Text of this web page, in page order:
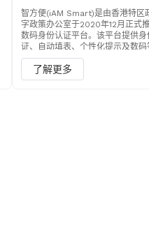
智方便(iAM Smart)是由香港特区
字政策办公室于2020年12月正式
数码身份认证平台。该平台提供身
证、自动填表、个性化提示及数码
大核心功能，截至2025年9月，
注册用户超过370万人，目前
经接入了登录，身份认证和数码签
了解更多